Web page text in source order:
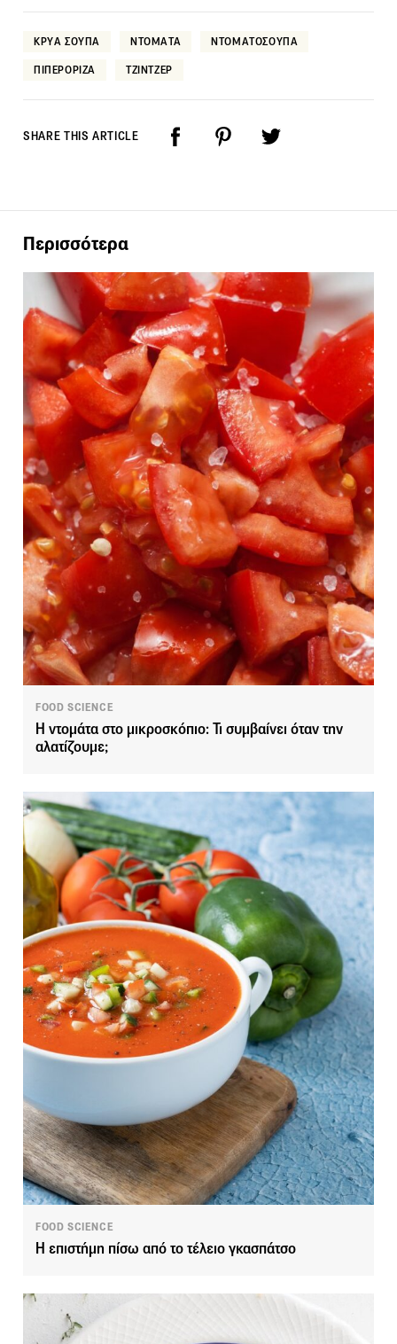
ΚΡΥΑ ΣΟΥΠΑ ΝΤΟΜΑΤΑ ΝΤΟΜΑΤΟΣΟΥΠΑ
ΠΙΠΕΡΟΡΙΖΑ ΤΖΙΝΤΖΕΡ
SHARE THIS ARTICLE
Περισσότερα
FOOD SCIENCE
Η ντομάτα στο μικροσκόπιο: Τι συμβαίνει όταν την
αλατίζουμε;
FOOD SCIENCE
Η επιστήμη πίσω από το τέλειο γκασπάτσο